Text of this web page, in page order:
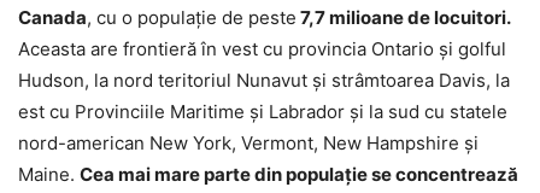
Canada, cu o populație de peste 7,7 milioane de locuitori.
Aceasta are frontieră în vest cu provincia Ontario și golful
Hudson, la nord teritoriul Nunavut și strâmtoarea Davis, la
est cu Provinciile Maritime și Labrador și la sud cu statele
nord-american New York, Vermont, New Hampshire și
Maine. Cea mai mare parte din populație se concentrează